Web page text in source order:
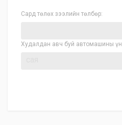
Сард төлөх зээлийн төлбөр:
Худалдан авч буй автомашины